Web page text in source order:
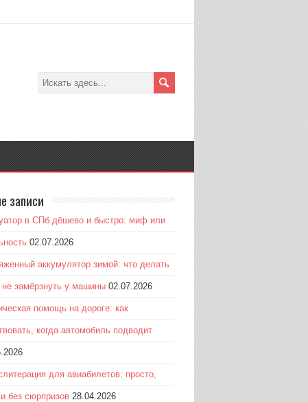
записи
в СПб дёшево и быстро: миф или
02.07.2026
аккумулятор зимой: что делать
не замёрзнуть у машины 02.07.2026
помощь на дороге: как
когда автомобиль подводит
для авиабилетов: просто,
без сюрпризов 28.04.2026